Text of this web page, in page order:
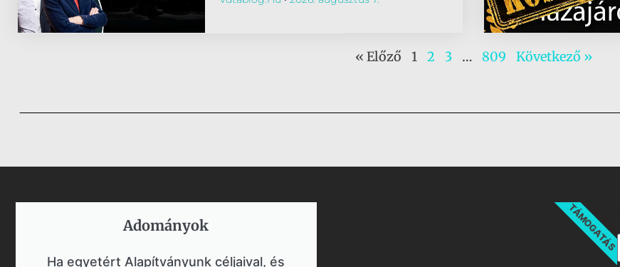
« Előző 1 2 3 … 809 Következő »
Adományok​
Ha egyetért Alapítványunk céljaival, és
TÁMOGATÁS